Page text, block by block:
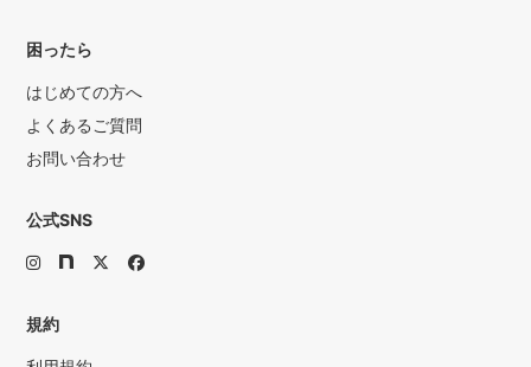
困ったら
はじめての方へ
よくあるご質問
お問い合わせ
公式SNS
規約